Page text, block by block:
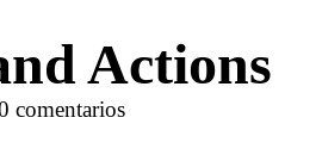
Actions
comentarios